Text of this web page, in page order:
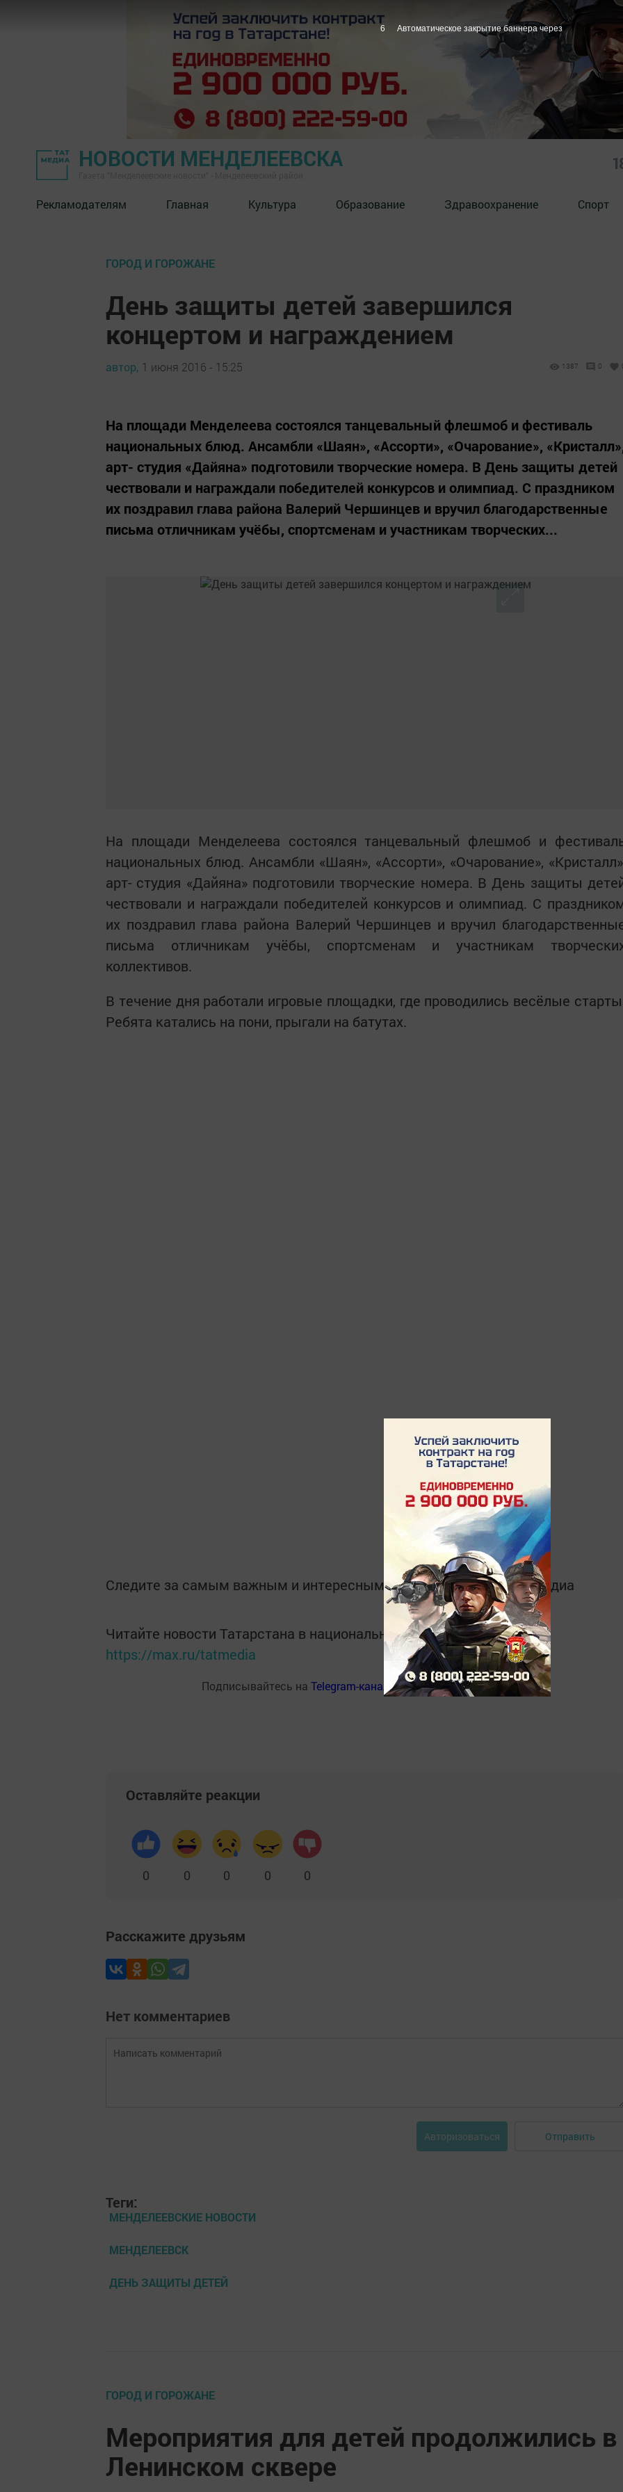
НОВОСТИ МЕНДЕЛЕЕВСКА
Рекламодателям Главная Культура Образование Здравоохранение Спорт
ГОРОД И ГОРОЖАНЕ
День защиты детей завершился
концертом и награждением
автор, 1 июня 2016 - 15:25 1387 0
На площади Менделеева состоялся танцевальный флешмоб и фестиваль
национальных блюд. Ансамбли «Шаян», «Ассорти», «Очарование»,
арт- студия «Дайяна» подготовили творческие номера. В День защиты детей
чествовали и награждали победителей конкурсов и олимпиад. С праздником
их поздравил глава района Валерий Чершинцев и вручил благодарственные
письма отличникам учёбы, спортсменам и участникам творческих...
На площади Менделеева состоялся танцевальный флешмоб и
национальных блюд. Ансамбли «Шаян», «Ассорти», «Очарование»,
арт- студия «Дайяна» подготовили творческие номера. В День защиты
чествовали и награждали победителей конкурсов и олимпиад. С
их поздравил глава района Валерий Чершинцев и вручил
письма отличникам учёбы, спортсменам и участникам
коллективов.
В течение дня работали игровые площадки, где проводились весёлые
Ребята катались на пони, прыгали на батутах.
Следите за самым важным и интересным вTelegram-каналеТатмедиа
Читайте новости Татарстана в национальном мессенджере MАХ:
https://max.ru/tatmedia
Подписывайтесь на Telegram-канал «Менделеевские новости»
Оставляйте реакции
0 0 0 0 0
Расскажите друзьям
Нет комментариев
Авторизоваться Отправить
Теги:
МЕНДЕЛЕЕВСКИЕ НОВОСТИ
МЕНДЕЛЕЕВСК
ДЕНЬ ЗАЩИТЫ ДЕТЕЙ
ГОРОД И ГОРОЖАНЕ
Мероприятия для детей продолжились в
Ленинском сквере
5 Автоматическое закрытие баннера через